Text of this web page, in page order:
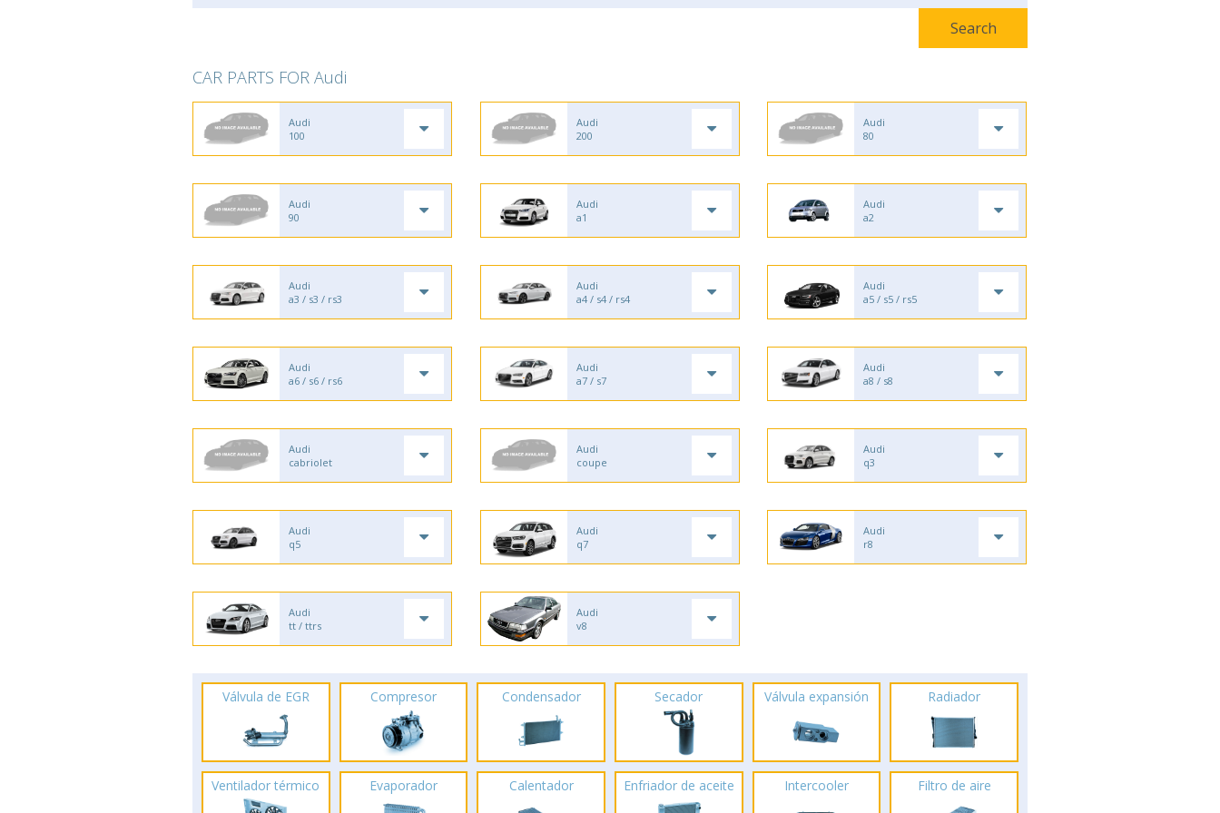
CAR PARTS FOR Audi
Audi
100
Audi
200
Audi
80
Audi
90
Audi
a1
Audi
a2
Audi
a3 / s3 / rs3
Audi
a4 / s4 / rs4
Audi
a5 / s5 / rs5
Audi
a6 / s6 / rs6
Audi
a7 / s7
Audi
a8 / s8
Audi
cabriolet
Audi
coupe
Audi
q3
Audi
q5
Audi
q7
Audi
r8
Audi
tt / ttrs
Audi
v8
Válvula de EGR Compresor Condensador Secador Válvula expansión Radiador
Ventilador térmico Evaporador Calentador Enfriador de aceite Intercooler Filtro de aire